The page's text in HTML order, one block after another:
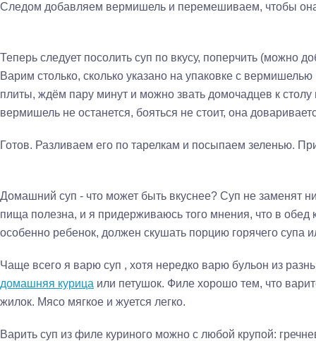
Следом добавляем вермишель и перемешиваем, чтобы
Теперь следует посолить суп по вкусу, поперчить (можно
Варим столько, сколько указано на упаковке с
плиты, ждём пару минут и можно звать домочадцев к
вермишель не останется, бояться не стоит, она
Готов. Разливаем его по тарелкам и посыпаем зеленью.
Домашний суп - что может быть вкуснее? Суп не заменят
пища полезна, и я придерживаюсь того мнения, что в обед
особенно ребенок, должен скушать порцию горячего супа
Чаще всего я варю суп , хотя нередко варю бульон из
домашняя курица или петушок. Филе хорошо тем, что
жилок. Мясо мягкое и жуется легко.
Варить суп из филе куриного можно с любой крупой: